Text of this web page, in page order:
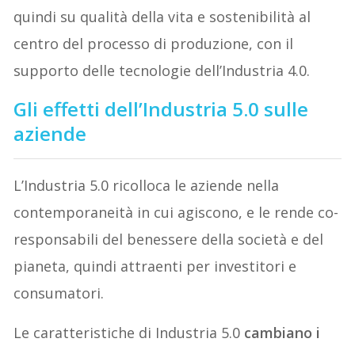
quindi su qualità della vita e sostenibilità al
centro del processo di produzione, con il
supporto delle tecnologie dell’Industria 4.0.
Gli effetti dell’Industria 5.0 sulle
aziende
L’Industria 5.0 ricolloca le aziende nella
contemporaneità in cui agiscono, e le rende co-
responsabili del benessere della società e del
pianeta, quindi attraenti per investitori e
consumatori.
Le caratteristiche di Industria 5.0 cambiano i